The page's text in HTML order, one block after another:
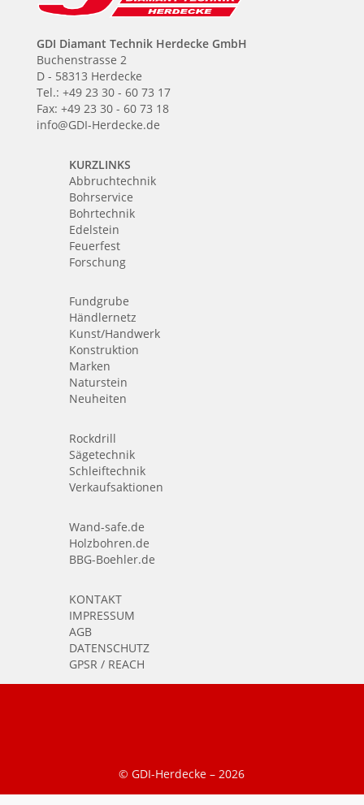
GDI Diamant Technik Herdecke GmbH
Buchenstrasse 2
D - 58313 Herdecke
Tel.: +49 23 30 - 60 73 17
Fax: +49 23 30 - 60 73 18
info@GDI-Herdecke.de
KURZLINKS
Abbruchtechnik
Bohrservice
Bohrtechnik
Edelstein
Feuerfest
Forschung
Fundgrube
Händlernetz
Kunst/Handwerk
Konstruktion
Marken
Naturstein
Neuheiten
Rockdrill
Sägetechnik
Schleiftechnik
Verkaufsaktionen
Wand-safe.de
Holzbohren.de
BBG-Boehler.de
KONTAKT
IMPRESSUM
AGB
DATENSCHUTZ
GPSR / REACH
© GDI-Herdecke – 2026